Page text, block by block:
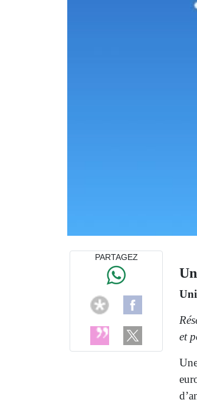
et
PARTAGEZ